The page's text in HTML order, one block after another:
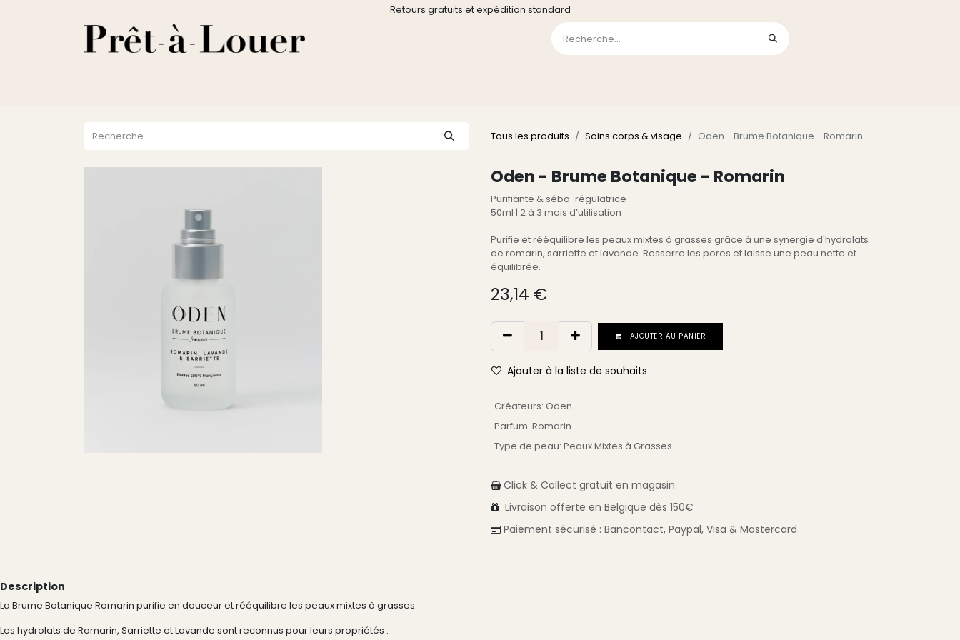
Retours gratuits et expédition standard
Tous les produits Soins corps & visage Oden - Brume Botanique - Romarin
Oden - Brume Botanique - Romarin
Purifiante & sébo-régulatrice
50ml | 2 à 3 mois d’utilisation
Purifie et rééquilibre les peaux mixtes à grasses grâce à une synergie d'hydrolats
de romarin, sarriette et lavande. Resserre les pores et laisse une peau nette et
équilibrée.
23,14 €
AJOUTER AU PANIER
Ajouter à la liste de souhaits
Créateurs: Oden
Parfum: Romarin
Type de peau: Peaux Mixtes à Grasses
Click & Collect gratuit en magasin
Livraison offerte en Belgique dès 150€
Paiement sécurisé : Bancontact, Paypal, Visa & Mastercard
Description
La Brume Botanique Romarin purifie en douceur et rééquilibre les peaux mixtes à grasses.
Les hydrolats de Romarin, Sarriette et Lavande sont reconnus pour leurs propriétés :